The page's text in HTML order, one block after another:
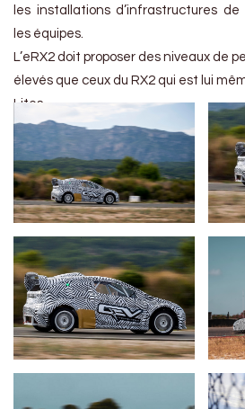
les installations d’infrastructures
les équipes.
L’eRX2 doit proposer des niveaux de
élevés que ceux du RX2 qui est lui
Lites.